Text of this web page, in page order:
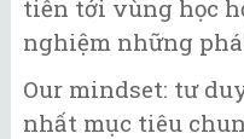
tiến tới vùng học
nghiệm những
Our mindset: tư
nhất mục tiêu